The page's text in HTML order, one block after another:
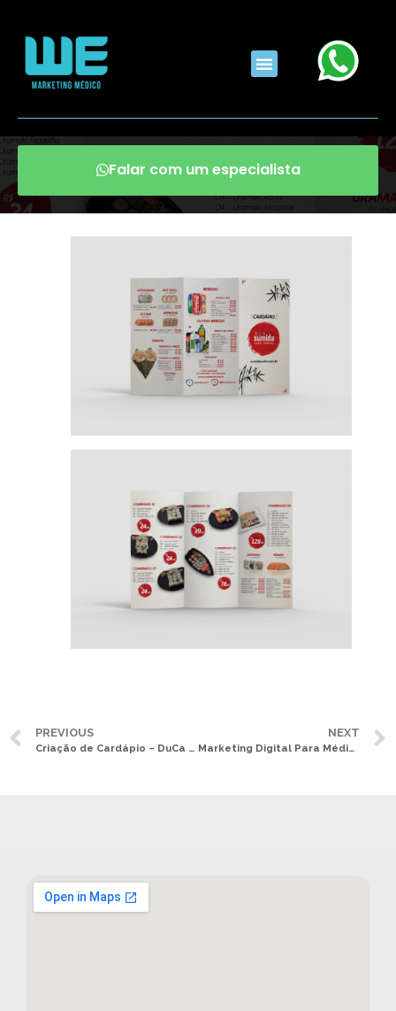
Falar com um especialista
PREVIOUS
Criação de Cardápio – DuCa Burger
NEXT
Marketing Digital Para Médicos: Aprenda a Trazer Pacientes Para Seu Consultório ou Clínica